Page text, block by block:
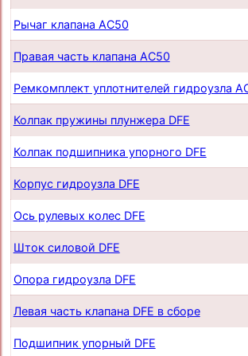
Рычаг клапана AC50
Правая часть клапана AC50
Ремкомплект уплотнителей гидроузла
Колпак пружины плунжера DFE
Колпак подшипника упорного DFE
Корпус гидроузла DFE
Ось рулевых колес DFE
Шток силовой DFE
Опора гидроузла DFE
Левая часть клапана DFE в сборе
Подшипник упорный DFE